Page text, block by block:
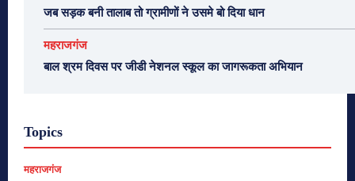
जब सड़क बनी तालाब तो ग्रामीणों ने उसमे बो दिया धान
महराजगंज
बाल श्रम दिवस पर जीडी नेशनल स्कूल का जागरूकता अभियान
Topics
महराजगंज